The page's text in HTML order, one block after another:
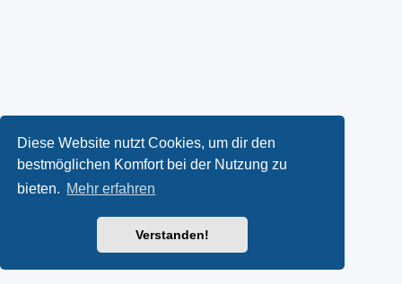
Diese Website nutzt Cookies, um dir den
bestmöglichen Komfort bei der Nutzung zu
bieten. Mehr erfahren
Verstanden!